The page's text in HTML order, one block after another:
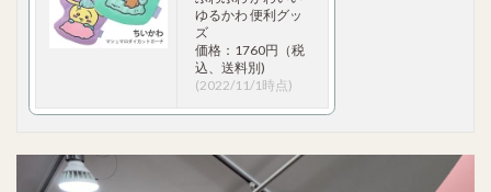
ゆるかわ 便利グッ
ズ
価格：1760円（税
込、送料別)
(2022/11/1時点)